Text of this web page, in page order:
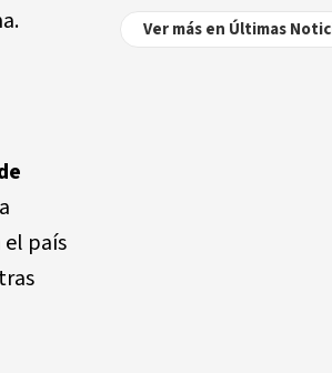
país
Ver más en Últimas